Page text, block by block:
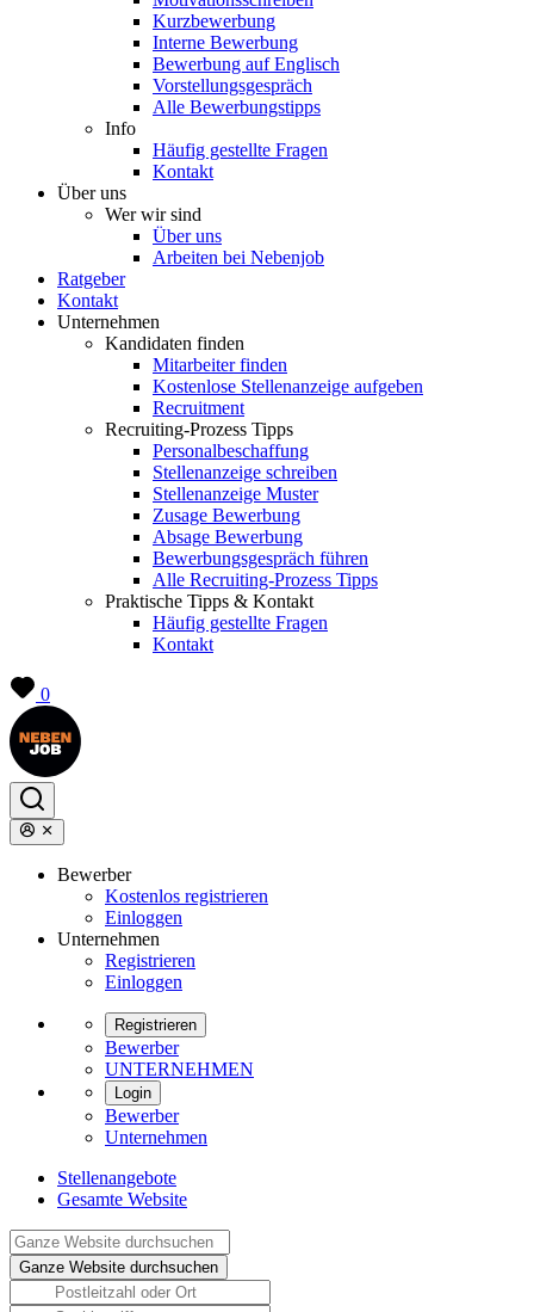
Kurzbewerbung
Interne Bewerbung
Bewerbung auf Englisch
Vorstellungsgespräch
Alle Bewerbungstipps
Info
Häufig gestellte Fragen
Kontakt
Über uns
Wer wir sind
Über uns
Arbeiten bei Nebenjob
Ratgeber
Kontakt
Unternehmen
Kandidaten finden
Mitarbeiter finden
Kostenlose Stellenanzeige aufgeben
Recruitment
Recruiting-Prozess Tipps
Personalbeschaffung
Stellenanzeige schreiben
Stellenanzeige Muster
Zusage Bewerbung
Absage Bewerbung
Bewerbungsgespräch führen
Alle Recruiting-Prozess Tipps
Praktische Tipps & Kontakt
Häufig gestellte Fragen
Kontakt
0
Bewerber
Kostenlos registrieren
Einloggen
Unternehmen
Registrieren
Einloggen
Registrieren
Bewerber
UNTERNEHMEN
Login
Bewerber
Unternehmen
Stellenangebote
Gesamte Website